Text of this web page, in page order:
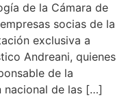
de la Cámara de
socias de la
exclusiva a
Andreani, quienes
de la
nacional de las […]